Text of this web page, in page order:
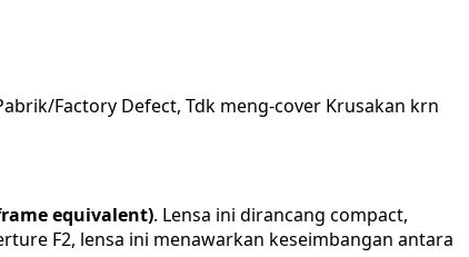
Factory Defect, Tdk meng-cover Krusakan krn
equivalent). Lensa ini dirancang compact,
F2, lensa ini menawarkan keseimbangan antara